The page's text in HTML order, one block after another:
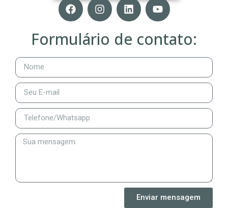
Formulário de contato:
Enviar mensagem